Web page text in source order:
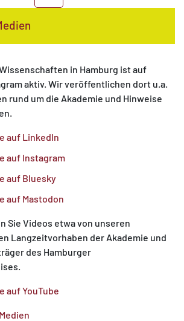
in Hamburg ist auf
aktiv. Wir veröffentlichen dort u.a.
rund um die Akademie und Hinweise
auf LinkedIn
auf Instagram
auf Bluesky
auf Mastodon
Sie Videos etwa von unseren
Langzeitvorhaben der Akademie und
des Hamburger
auf YouTube